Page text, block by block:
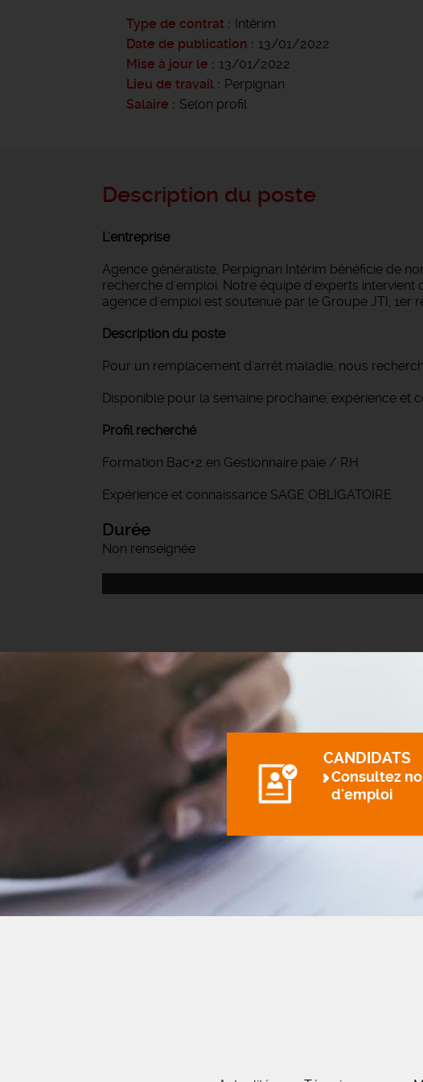
Type de contrat
Intérim
Date de publication
13/01/2022
Mise à jour le
13/01/2022
Lieu de travail
Perpignan
Salaire
Selon profil
Description du poste
L'entreprise
Agence généraliste, Perpignan Intérim bénéficie de
recherche d'emploi. Notre équipe d'experts
agence d'emploi est soutenue par le Groupe JTI, 1er
Description du poste
Pour un remplacement d'arrêt maladie, nous
Disponible pour la semaine prochaine, expérience et
Profil recherché
Formation Bac+2 en Gestionnaire paie / RH
Expérience et connaissance SAGE OBLIGATOIRE
Durée
Non renseignée
CANDIDATS
Consultez
d'emploi